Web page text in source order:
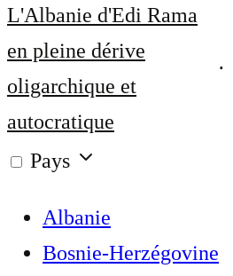
L'Albanie d'Edi Rama
en pleine dérive
oligarchique et
autocratique
Pays
Albanie
Bosnie-Herzégovine